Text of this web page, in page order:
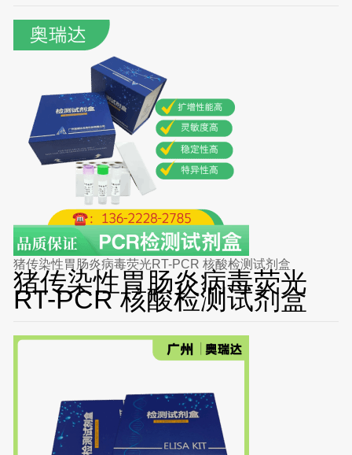
猪传染性胃肠炎病毒荧光RT-PCR 核酸检测试剂盒
猪传染性胃肠炎病毒荧光
RT-PCR 核酸检测试剂盒